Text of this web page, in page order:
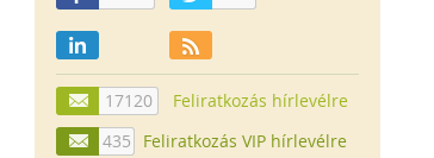
17120
Feliratkozás hírlevélre
435
Feliratkozás VIP hírlevélre